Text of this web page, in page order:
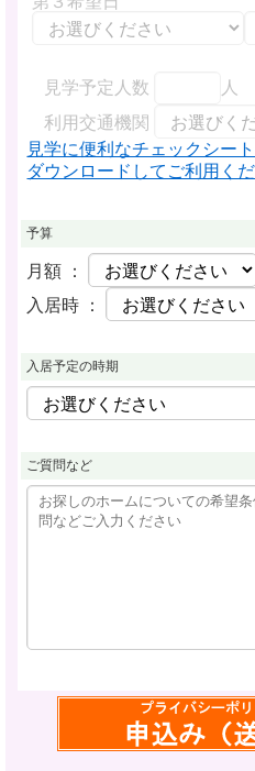
見学予定人数
人
利用交通機関
見学に便利なチェックシー
ダウンロードしてご利用く
予算
月額 ：
入居時 ：
入居予定の時期
ご質問など